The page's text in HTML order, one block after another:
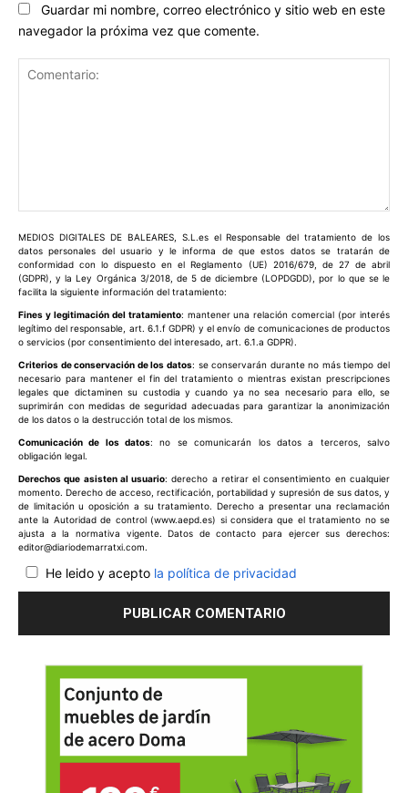
Guardar mi nombre, correo electrónico y sitio web en este
navegador la próxima vez que comente.
MEDIOS DIGITALES DE BALEARES, S.L.es el Responsable del tratamiento de los
datos personales del usuario y le informa de que estos datos se tratarán de
conformidad con lo dispuesto en el Reglamento (UE) 2016/679, de 27 de abril
(GDPR), y la Ley Orgánica 3/2018, de 5 de diciembre (LOPDGDD), por lo que se le
facilita la siguiente información del tratamiento:
Fines y legitimación del tratamiento: mantener una relación comercial (por interés
legítimo del responsable, art. 6.1.f GDPR) y el envío de comunicaciones de productos
o servicios (por consentimiento del interesado, art. 6.1.a GDPR).
Criterios de conservación de los datos: se conservarán durante no más tiempo del
necesario para mantener el fin del tratamiento o mientras existan prescripciones
legales que dictaminen su custodia y cuando ya no sea necesario para ello, se
suprimirán con medidas de seguridad adecuadas para garantizar la anonimización
de los datos o la destrucción total de los mismos.
Comunicación de los datos: no se comunicarán los datos a terceros, salvo
obligación legal.
Derechos que asisten al usuario: derecho a retirar el consentimiento en cualquier
momento. Derecho de acceso, rectificación, portabilidad y supresión de sus datos, y
de limitación u oposición a su tratamiento. Derecho a presentar una reclamación
ante la Autoridad de control (www.aepd.es) si considera que el tratamiento no se
ajusta a la normativa vigente. Datos de contacto para ejercer sus derechos:
editor@diariodemarratxi.com.
He leido y acepto la política de privacidad